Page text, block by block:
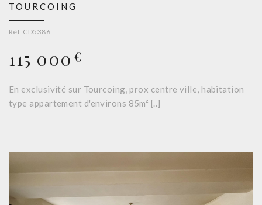
TOURCOING
Réf. CD5386
115 000 €
En exclusivité sur Tourcoing, prox centre ville, habitation
type appartement d'environs 85m² [..]